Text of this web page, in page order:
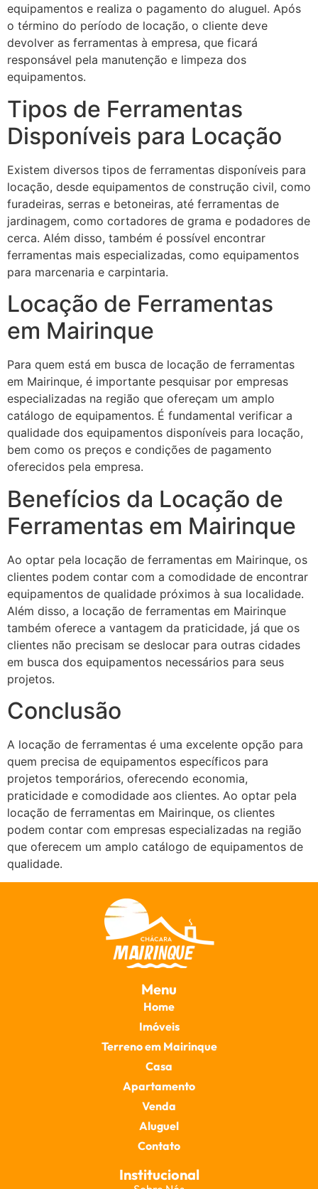
equipamentos e realiza o pagamento do aluguel. Após
o término do período de locação, o cliente deve
devolver as ferramentas à empresa, que ficará
responsável pela manutenção e limpeza dos
equipamentos.
Tipos de Ferramentas
Disponíveis para Locação
Existem diversos tipos de ferramentas disponíveis para
locação, desde equipamentos de construção civil, como
furadeiras, serras e betoneiras, até ferramentas de
jardinagem, como cortadores de grama e podadores de
cerca. Além disso, também é possível encontrar
ferramentas mais especializadas, como equipamentos
para marcenaria e carpintaria.
Locação de Ferramentas
em Mairinque
Para quem está em busca de locação de ferramentas
em Mairinque, é importante pesquisar por empresas
especializadas na região que ofereçam um amplo
catálogo de equipamentos. É fundamental verificar a
qualidade dos equipamentos disponíveis para locação,
bem como os preços e condições de pagamento
oferecidos pela empresa.
Benefícios da Locação de
Ferramentas em Mairinque
Ao optar pela locação de ferramentas em Mairinque, os
clientes podem contar com a comodidade de encontrar
equipamentos de qualidade próximos à sua localidade.
Além disso, a locação de ferramentas em Mairinque
também oferece a vantagem da praticidade, já que os
clientes não precisam se deslocar para outras cidades
em busca dos equipamentos necessários para seus
projetos.
Conclusão
A locação de ferramentas é uma excelente opção para
quem precisa de equipamentos específicos para
projetos temporários, oferecendo economia,
praticidade e comodidade aos clientes. Ao optar pela
locação de ferramentas em Mairinque, os clientes
podem contar com empresas especializadas na região
que oferecem um amplo catálogo de equipamentos de
qualidade.
Menu
Home
Imóveis
Terreno em Mairinque
Casa
Apartamento
Venda
Aluguel
Contato
Institucional